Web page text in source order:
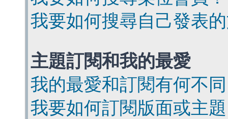
我要如何搜尋自己發表
主題訂閱和我的最愛
我的最愛和訂閱有何不
我要如何訂閱版面或主